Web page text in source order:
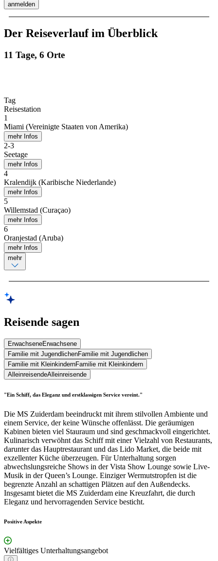
anmelden
Der Reiseverlauf im Überblick
11 Tage, 6 Orte
Tag
Reisestation
1
Miami (Vereinigte Staaten von Amerika)
mehr Infos
2-3
Seetage
mehr Infos
4
Kralendijk (Karibische Niederlande)
mehr Infos
5
Willemstad (Curaçao)
mehr Infos
6
Oranjestad (Aruba)
mehr Infos
mehr
Reisende sagen
ErwachseneErwachsene
Familie mit JugendlichenFamilie mit Jugendlichen
Familie mit KleinkindernFamilie mit Kleinkindern
AlleinreisendeAlleinreisende
"Ein Schiff, das Eleganz und erstklassigen Service vereint."
Die MS Zuiderdam beeindruckt mit ihrem stilvollen Ambiente und
einem Service, der keine Wünsche offenlässt. Die geräumigen
Kabinen bieten viel Stauraum und sind geschmackvoll eingerichtet.
Kulinarisch verwöhnt das Schiff mit einer Vielzahl von Restaurants,
darunter das Hauptrestaurant und das Lido Market, die beide mit
exzellenter Küche überzeugen. Für Unterhaltung sorgen
abwechslungsreiche Shows in der Vista Show Lounge sowie Live-
Musik in der Queen’s Lounge. Einziger Wermutstropfen ist die
begrenzte Anzahl an schattigen Plätzen auf den Außendecks.
Insgesamt bietet die MS Zuiderdam eine Kreuzfahrt, die durch
Eleganz und hervorragenden Service besticht.
Positive Aspekte
Vielfältiges Unterhaltungsangebot